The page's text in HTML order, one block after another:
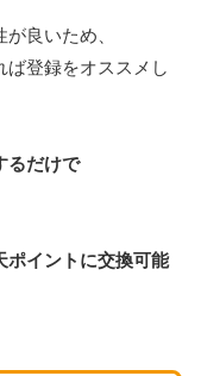
良いため、
登録をオススメし
るだけで
ポイントに交換可能